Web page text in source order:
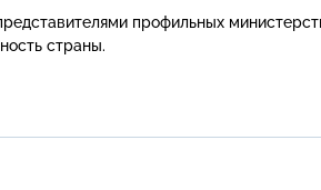
профильных
страны.